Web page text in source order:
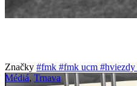
Značky #fmk #fmk ucm #hviezdy
Médiá, Trnava